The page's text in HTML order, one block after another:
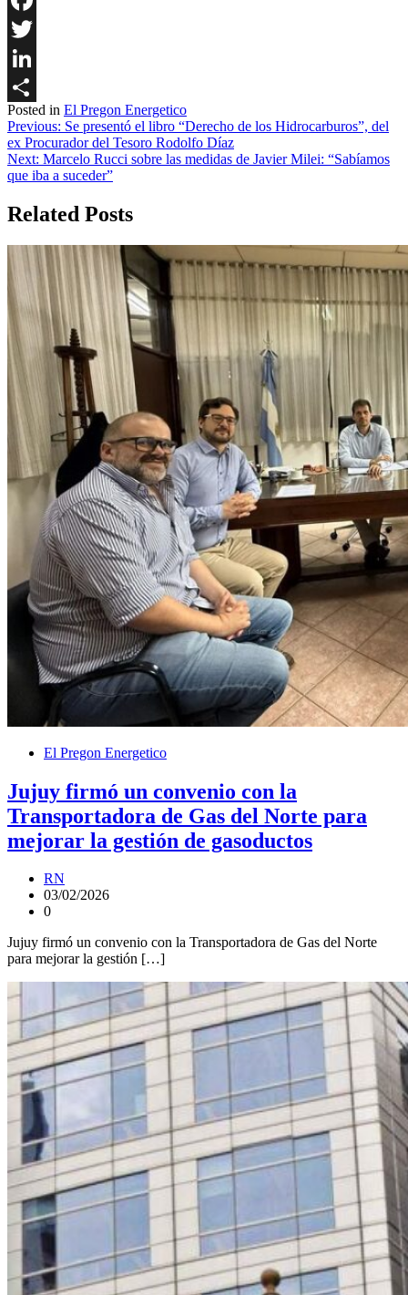
Facebook
Twitter
LinkedIn
Share
Posted in El Pregon Energetico
Navegación
de
entradas
Previous: Se presentó el libro “Derecho de los Hidrocarburos”, del
ex Procurador del Tesoro Rodolfo Díaz
Next: Marcelo Rucci sobre las medidas de Javier Milei: “Sabíamos
que iba a suceder”
Related Posts
El Pregon Energetico
Jujuy firmó un convenio con la
Transportadora de Gas del Norte para
mejorar la gestión de gasoductos
RN
03/02/2026
0
Jujuy firmó un convenio con la Transportadora de Gas del Norte
para mejorar la gestión […]